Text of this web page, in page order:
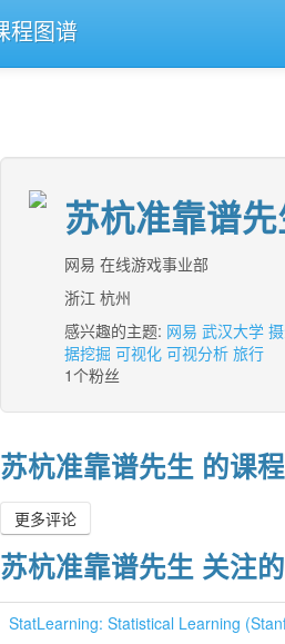
程图谱
苏杭准靠谱先
网易 在线游戏事业部
浙江 杭州
感兴趣的主题: 网易 武汉大学
据挖掘 可视化 可视分析 旅行
1个粉丝
苏杭准靠谱先生 的课
更多评论
苏杭准靠谱先生 关注
StatLearning: Statistical Learning